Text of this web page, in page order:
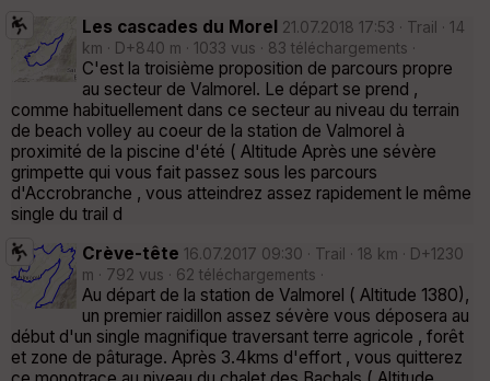
Les cascades du Morel 21.07.2018 17:53 · Trail · 14
km · D+840 m · 1033 vus · 83 téléchargements ·
C'est la troisième proposition de parcours propre
au secteur de Valmorel. Le départ se prend ,
comme habituellement dans ce secteur au niveau du terrain
de beach volley au coeur de la station de Valmorel à
proximité de la piscine d'été ( Altitude Après une sévère
grimpette qui vous fait passez sous les parcours
d'Accrobranche , vous atteindrez assez rapidement le même
single du trail d
Crève-tête 16.07.2017 09:30 · Trail · 18 km · D+1230
m · 792 vus · 62 téléchargements ·
Au départ de la station de Valmorel ( Altitude 1380),
un premier raidillon assez sévère vous déposera au
début d'un single magnifique traversant terre agricole , forêt
et zone de pâturage. Après 3.4kms d'effort , vous quitterez